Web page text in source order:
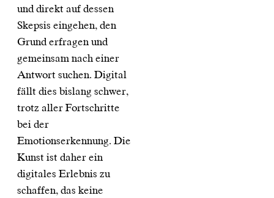
und direkt auf dessen
Skepsis eingehen, den
Grund erfragen und
gemeinsam nach einer
Antwort suchen. Digital
fällt dies bislang schwer,
trotz aller Fortschritte
bei der
Emotionserkennung. Die
Kunst ist daher ein
digitales Erlebnis zu
schaffen, das keine